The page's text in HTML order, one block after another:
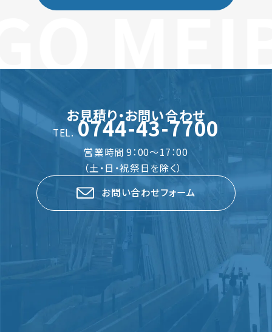
お見積り・お問い合わせ
TEL. 0744-43-7700
営業時間 9：00～17：00
（土・日・祝祭日を除く）
お問い合わせフォーム